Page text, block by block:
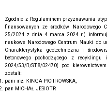
Zgodnie z Regulaminem przyznawania
finansowanych ze środków Narodowego
25/2024 z dnia 4 marca 2024 r.)
naukowe Narodowego Centrum Nauki do
Charakterystyka geotechniczna i
betonowego pochodzącego z
2024/53/B/ST8/02470) pod
zostali:
pani inż. KINGA PIOTROWSKA,
pan MICHAŁ JESIOTR